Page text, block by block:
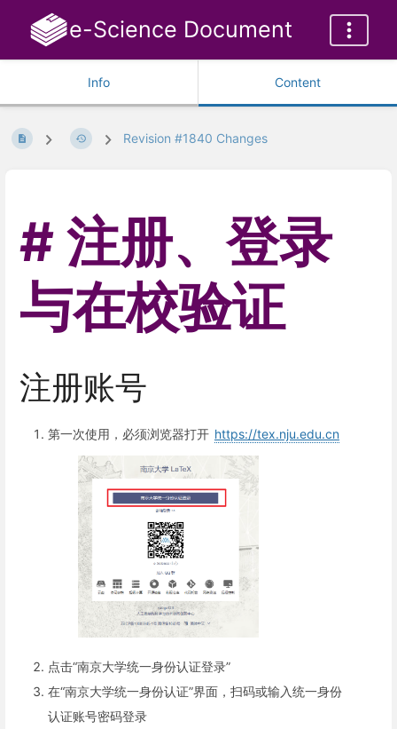
e-Science Document
Info Content
Revision #1840 Changes
注册、登录
与在校验证
注册账号
第一次使用，必须浏览器打开 https://tex.nju.edu.cn
点击“南京大学统一身份认证登录”
在“南京大学统一身份认证”界面，扫码或输入统一身份
认证账号密码登录